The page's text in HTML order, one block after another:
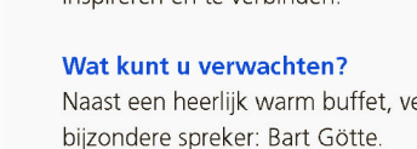
Nieuws & projecten Dag van